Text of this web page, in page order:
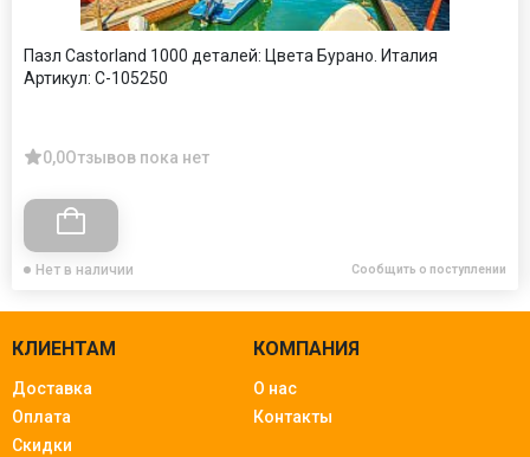
Пазл Castorland 1000 деталей: Цвета Бурано. Италия
Артикул: C-105250
0,0Отзывов пока нет
Нет в наличии Сообщить о поступлении
КЛИЕНТАМ
Доставка
Оплата
Скидки
КОМПАНИЯ
О нас
Контакты